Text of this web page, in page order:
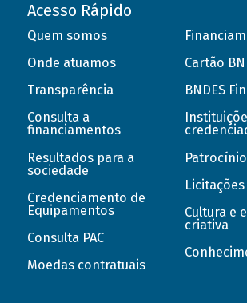
Acesso Rápido
Quem somos
Onde atuamos
Transparência
Consulta a
financiamentos
Resultados para a
sociedade
Credenciamento de
Equipamentos
Consulta PAC
Moedas contratuais
Cartão
BNDES
Licitações
Cultura e
criativa